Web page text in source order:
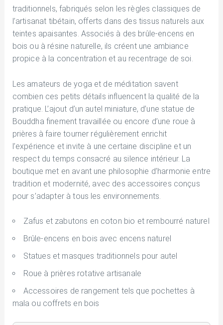
traditionnels, fabriqués selon les règles classiques de
l’artisanat tibétain, offerts dans des tissus naturels aux
teintes apaisantes. Associés à des brûle-encens en
bois ou à résine naturelle, ils créent une ambiance
propice à la concentration et au recentrage de soi.
Les amateurs de yoga et de méditation savent
combien ces petits détails influencent la qualité de la
pratique. L’ajout d’un autel miniature, d’une statue de
Bouddha finement travaillée ou encore d’une roue à
prières à faire tourner régulièrement enrichit
l’expérience et invite à une certaine discipline et un
respect du temps consacré au silence intérieur. La
boutique met en avant une philosophie d’harmonie entre
tradition et modernité, avec des accessoires conçus
pour s’adapter à tous les environnements.
Zafus et zabutons en coton bio et rembourré naturel
Brûle-encens en bois avec encens naturel
Statues et masques traditionnels pour autel
Roue à prières rotative artisanale
Accessoires de rangement tels que pochettes à
mala ou coffrets en bois